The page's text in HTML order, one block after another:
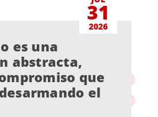
31
2026
es una
abstracta,
que
el